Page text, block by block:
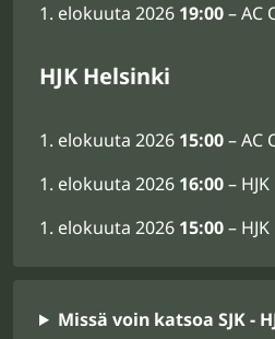
elokuuta 2026 19:00– AC
HJK Helsinki
elokuuta 2026 15:00– AC
elokuuta 2026 16:00–
elokuuta 2026 15:00–
Missä voin katsoa SJK -